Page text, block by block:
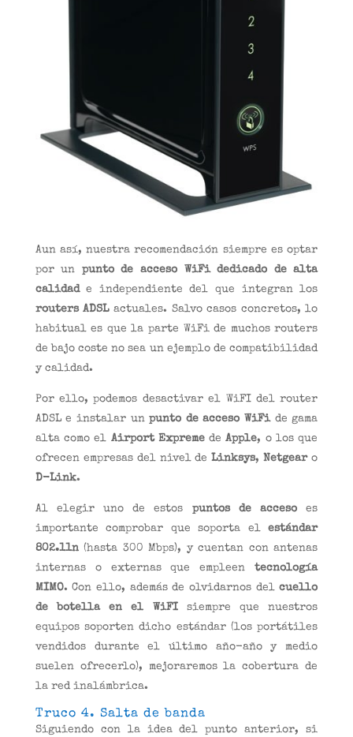
Aun así, nuestra recomendación siempre es optar
por un punto de acceso WiFi dedicado de alta
calidade independiente del que integran los
routers ADSLactuales. Salvo casos concretos, lo
habitual es que la parte WiFi de muchos routers
de bajo coste no sea un ejemplo de compatibilidad
y calidad.
Por ello, podemos desactivar el WiFI del router
ADSL e instalar unpunto de acceso WiFide gama
alta como el Airport ExpremedeApple, o los que
ofrecen empresas del nivel deLinksys,Netgearo
D-Link.
Al elegir uno de estos puntos de acceso es
importante comprobar que soporta elestándar
802.11n(hasta 300 Mbps), y cuentan con antenas
internas o externas que empleentecnología
MIMO. Con ello, además de olvidarnos delcuello
de botella en el WiFIsiempre que nuestros
equipos soporten dicho estándar (los portátiles
vendidos durante el último año-año y medio
suelen ofrecerlo), mejoraremos la cobertura de
la red inalámbrica.
Truco 4. Salta de banda
Siguiendo con la idea del punto anterior, si